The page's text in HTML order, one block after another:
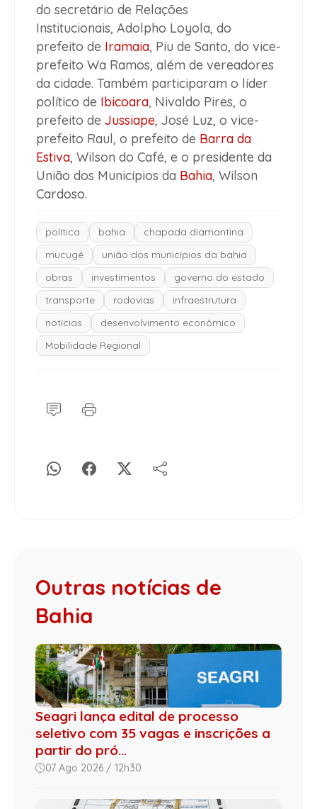
do secretário de Relações
Institucionais, Adolpho Loyola, do
prefeito de Iramaia, Piu de Santo, do vice-
prefeito Wa Ramos, além de vereadores
da cidade. Também participaram o líder
político de Ibicoara, Nivaldo Pires, o
prefeito de Jussiape, José Luz, o vice-
prefeito Raul, o prefeito de Barra da
Estiva, Wilson do Café, e o presidente da
União dos Municípios da Bahia, Wilson
Cardoso.
política bahia
chapada diamantina
mucugê
união dos municípios da bahia
obras
investimentos
governo do estado
transporte
rodovias
infraestrutura
notícias
desenvolvimento econômico
Mobilidade Regional
Outras notícias de
Bahia
Seagri lança edital de processo
seletivo com 35 vagas e inscrições a
partir do pró...
07 Ago 2026 / 12h30